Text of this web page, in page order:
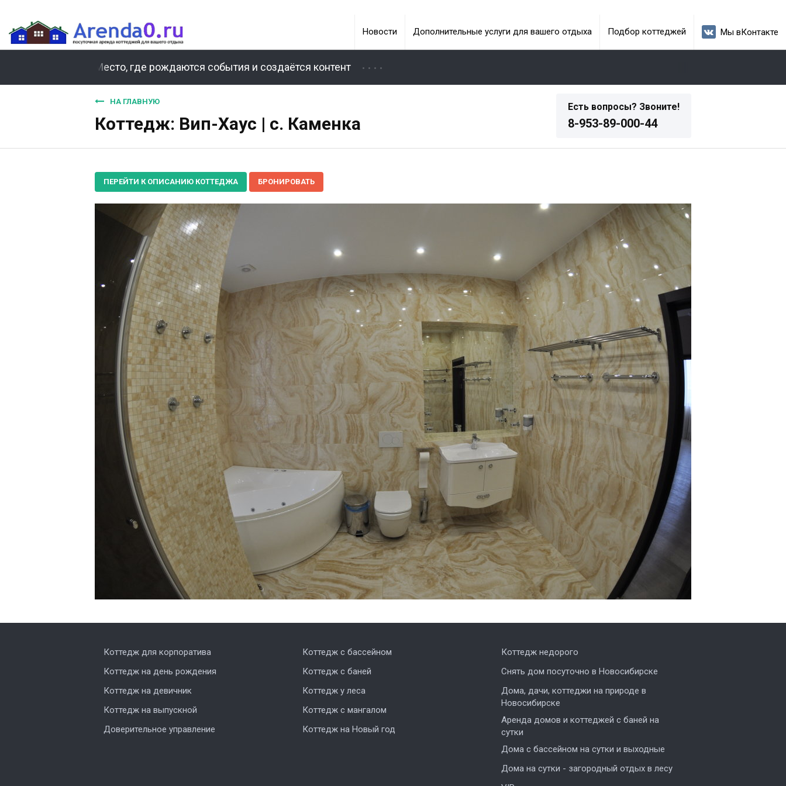
Новости Дополнительные услуги для вашего отдыха Подбор коттеджей Мы вКонтакте
Место, где рождаются события и создаётся контент
Есть вопросы? Звоните!
8-953-89-000-44
НА ГЛАВНУЮ
Коттедж: Вип-Хаус | с. Каменка
ПЕРЕЙТИ К ОПИСАНИЮ КОТТЕДЖА БРОНИРОВАТЬ
Коттедж для корпоратива
Коттедж на день рождения
Коттедж на девичник
Коттедж на выпускной
Доверительное управление
Коттедж с бассейном
Коттедж с баней
Коттедж у леса
Коттедж с мангалом
Коттедж на Новый год
Коттедж недорого
Снять дом посуточно в Новосибирске
Дома, дачи, коттеджи на природе в
Новосибирске
Аренда домов и коттеджей с баней на
сутки
Дома с бассейном на сутки и выходные
Дома на сутки - загородный отдых в лесу